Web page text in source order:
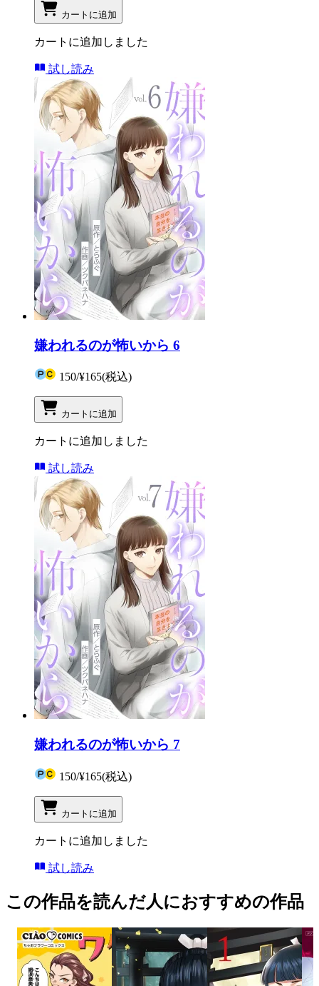
カートに追加
カートに追加しました
試し読み
嫌われるのが怖いから 6
150/¥165(税込)
カートに追加
カートに追加しました
試し読み
嫌われるのが怖いから 7
150/¥165(税込)
カートに追加
カートに追加しました
試し読み
この作品を読んだ人におすすめの作品